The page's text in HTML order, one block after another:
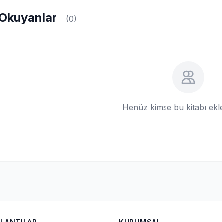
(0)
Henüz kimse bu kitabı